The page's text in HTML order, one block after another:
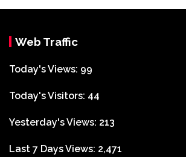
Web Traffic
Today's Views: 99
Today's Visitors: 44
Yesterday's Views: 213
Last 7 Days Views: 2,471